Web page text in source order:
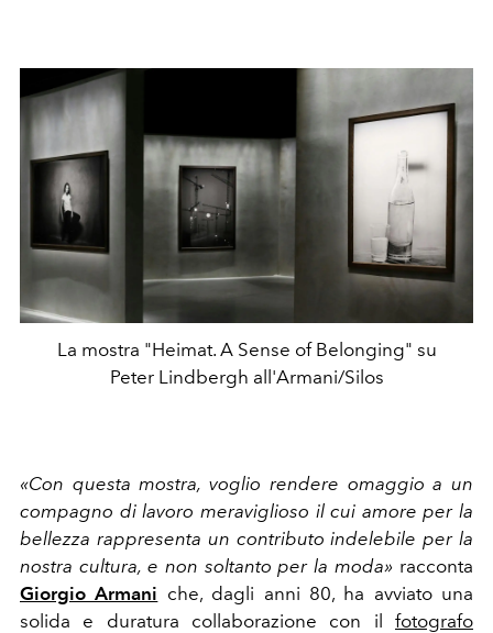
La mostra "Heimat. A Sense of Belonging" su
Peter Lindbergh all'Armani/Silos
«Con questa mostra, voglio rendere omaggio a un
compagno di lavoro meraviglioso il cui amore per la
bellezza rappresenta un contributo indelebile per la
nostra cultura, e non soltanto per la moda» racconta
Giorgio Armani che, dagli anni 80, ha avviato una
solida e duratura collaborazione con il fotografo